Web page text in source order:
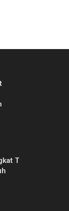
Trofi